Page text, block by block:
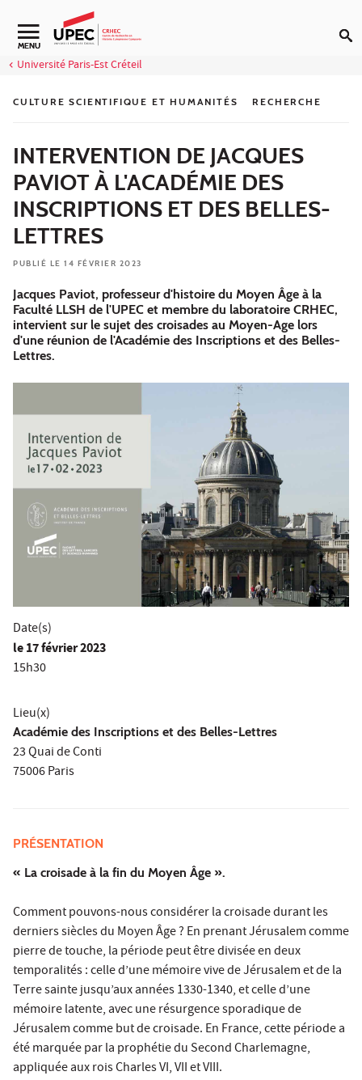
Aller au contenu
Navigation secondaire
MENU
Université Paris-Est Créteil
CULTURE SCIENTIFIQUE ET HUMANITÉS RECHERCHE
INTERVENTION DE JACQUES
PAVIOT À L'ACADÉMIE DES
INSCRIPTIONS ET DES BELLES-
LETTRES
PUBLIÉ LE 14 FÉVRIER 2023
Jacques Paviot, professeur d'histoire du Moyen Âge à la
Faculté LLSH de l'UPEC et membre du laboratoire CRHEC,
intervient sur le sujet des croisades au Moyen-Age lors
d'une réunion de l'Académie des Inscriptions et des Belles-
Lettres.
Date(s)
le17 février 2023
15h30
Lieu(x)
Académie des Inscriptions et des Belles-Lettres
23 Quai de Conti
75006 Paris
PRÉSENTATION
« La croisade à la fin du Moyen Âge ».
Comment pouvons-nous considérer la croisade durant les
derniers siècles du Moyen Âge ? En prenant Jérusalem comme
pierre de touche, la période peut être divisée en deux
temporalités : celle d’une mémoire vive de Jérusalem et de la
Terre sainte jusqu’aux années 1330-1340, et celle d’une
mémoire latente, avec une résurgence sporadique de
Jérusalem comme but de croisade. En France, cette période a
été marquée par la prophétie du Second Charlemagne,
appliquée aux rois Charles VI, VII et VIII.